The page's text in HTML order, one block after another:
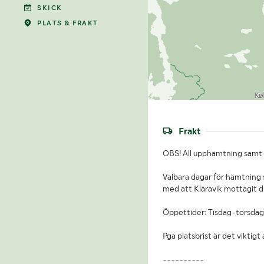
SKICK
PLATS & FRAKT
Frakt
OBS! All upphämtning
Valbara dagar för
med att Klaravik mottagit
Öppettider: Tisdag-
Pga platsbrist är det viktigt
----------